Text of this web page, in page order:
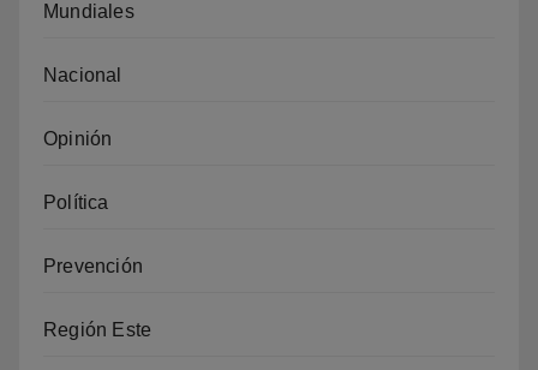
Mundiales
Nacional
Opinión
Política
Prevención
Región Este